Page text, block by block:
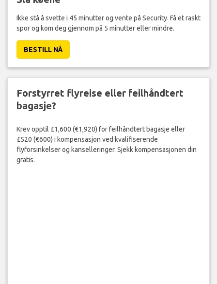
Ikke stå å svette i 45 minutter og vente på Security. Få et raskt
spor og kom deg gjennom på 5 minutter eller mindre.
BESTILL NÅ
Forstyrret flyreise eller feilhåndtert
bagasje?
Krev opptil £1,600 (€1,920) for feilhåndtert bagasje eller
£520 (€600) i kompensasjon ved kvalifiserende
flyforsinkelser og kanselleringer. Sjekk kompensasjonen din
gratis.